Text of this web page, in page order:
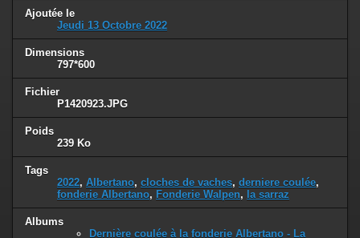
Ajoutée le
Jeudi 13 Octobre 2022
Dimensions
797*600
Fichier
P1420923.JPG
Poids
239 Ko
Tags
2022, Albertano, cloches de vaches, derniere coulée,
fonderie Albertano, Fonderie Walpen, la sarraz
Albums
Dernière coulée à la fonderie Albertano - La